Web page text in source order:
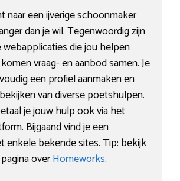
naar een ijverige schoonmaker
dan je wil. Tegenwoordig zijn
die jou helpen
vraag- en aanbod samen. Je
een profiel aanmaken en
van diverse poetshulpen.
je jouw hulp ook via het
Bijgaand vind je een
enkele bekende sites. Tip: bekijk
overHomeworks.